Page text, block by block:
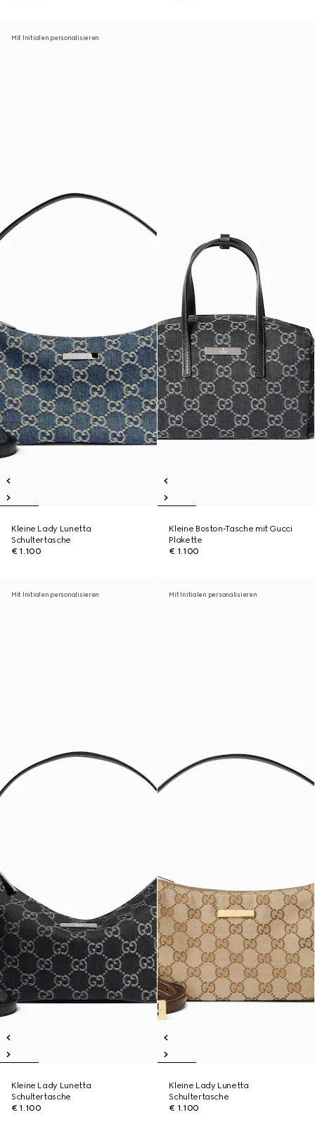
Mit Initialen personalisieren
Kleine Lady Lunetta
Schultertasche
€ 1.100
Kleine Boston-Tasche mit Gucci
Plakette
€ 1.100
Mit Initialen personalisieren
Kleine Lady Lunetta
Schultertasche
€ 1.100
Mit Initialen personalisieren
Kleine Lady Lunetta
Schultertasche
€ 1.100